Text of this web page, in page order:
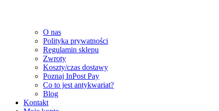
O nas
Polityka prywatności
Regulamin sklepu
Zwroty
Koszty/czas dostawy
Poznaj InPost Pay
Co to jest antykwariat?
Blog
Kontakt